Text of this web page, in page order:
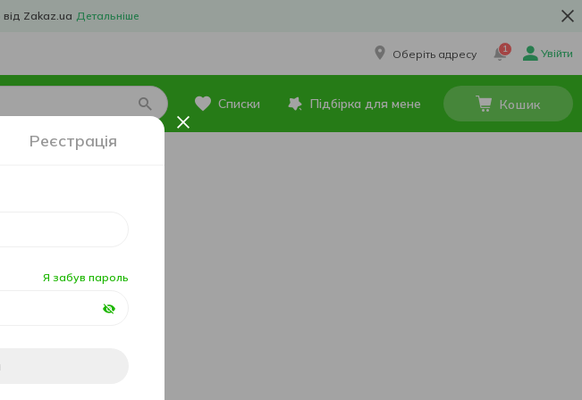
Zakaz.ua Детальніше
Оберіть адресу 1 Увійти
Списки Підбірка для мене Кошик
Реєстрація
Я забув пароль